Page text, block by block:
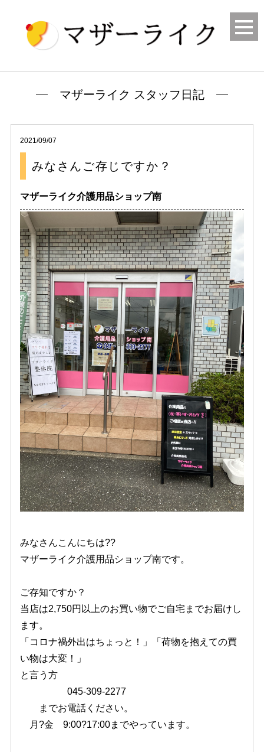
マザーライク スタッフ日記
2021/09/07
みなさんご存じですか？
マザーライク介護用品ショップ南
みなさんこんにちは??
マザーライク介護用品ショップ南です。
ご存知ですか？
当店は2,750円以上のお買い物でご自宅までお届けし
ます。
「コロナ禍外出はちょっと！」「荷物を抱えての買
い物は大変！」
と言う方
045-309-2277
までお電話ください。
月?金 9:00?17:00までやっています。